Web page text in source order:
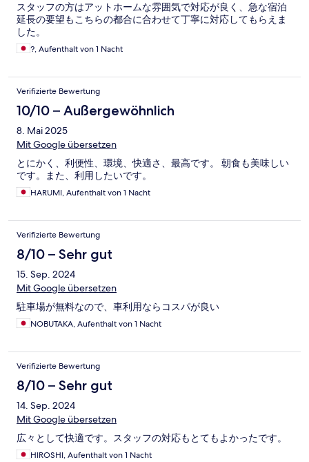
スタッフの方はアットホームな雰囲気で対応が良く、急な宿泊
延長の要望もこちらの都合に合わせて丁寧に対応してもらえま
した。
?, Aufenthalt von 1 Nacht
Verifizierte Bewertung
10/10 – Außergewöhnlich
8. Mai 2025
Mit Google übersetzen
とにかく、利便性、環境、快適さ、最高です。 朝食も美味しい
です。また、利用したいです。
HARUMI, Aufenthalt von 1 Nacht
Verifizierte Bewertung
8/10 – Sehr gut
15. Sep. 2024
Mit Google übersetzen
駐車場が無料なので、車利用ならコスパが良い
NOBUTAKA, Aufenthalt von 1 Nacht
Verifizierte Bewertung
8/10 – Sehr gut
14. Sep. 2024
Mit Google übersetzen
広々として快適です。スタッフの対応もとてもよかったです。
HIROSHI, Aufenthalt von 1 Nacht